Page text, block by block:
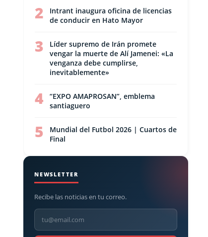
2
Intrant inaugura oficina de licencias
de conducir en Hato Mayor
3
Líder supremo de Irán promete
vengar la muerte de Alí Jamenei: «La
venganza debe cumplirse,
inevitablemente»
4
“EXPO AMAPROSAN”, emblema
santiaguero
5
Mundial del Futbol 2026 | Cuartos de
Final
NEWSLETTER
Recibe las noticias en tu correo.